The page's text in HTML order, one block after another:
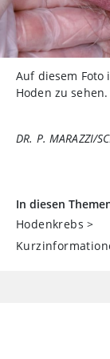
Auf diesem Foto
Hoden zu sehen.
DR. P. MARAZZI/
In diesen
Hodenkrebs >